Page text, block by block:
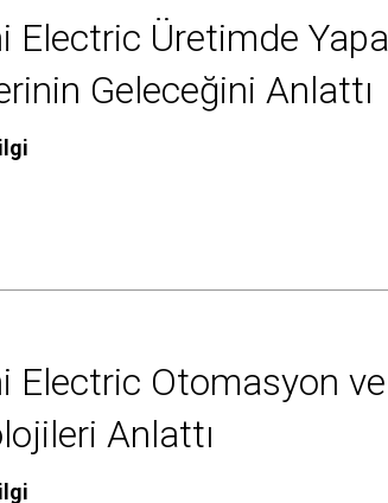
Electric Üretimde
Geleceğini Anlattı
Electric Otomasyon ve
Anlattı